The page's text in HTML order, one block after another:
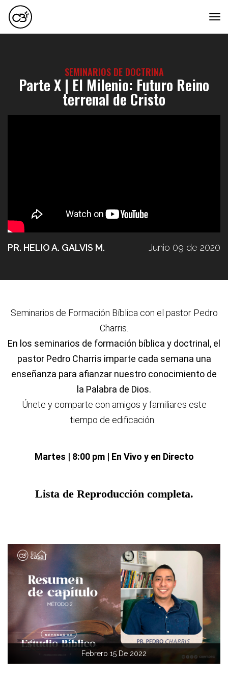
SEMINARIOS DE DOCTRINA
Parte X | El Milenio: Futuro Reino
terrenal de Cristo
PR. HELIO A. GALVIS M. Junio 09 de 2020
Seminarios de Formación Bíblica con el pastor Pedro
Charris.
En los seminarios de formación bíblica y doctrinal, el
pastor Pedro Charris imparte cada semana una
enseñanza para afianzar nuestro conocimiento de
la Palabra de Dios.
Únete y comparte con amigos y familiares este
tiempo de edificación.
Martes | 8:00 pm | En Vivo y en Directo
Lista de Reproducción completa.
Febrero 15 De 2022